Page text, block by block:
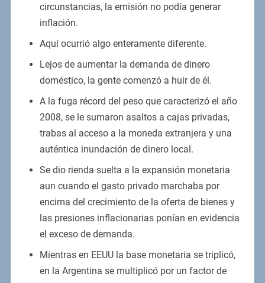
circunstancias, la emisión no podía generar
inflación.
Aquí ocurrió algo enteramente diferente.
Lejos de aumentar la demanda de dinero
doméstico, la gente comenzó a huir de él.
A la fuga récord del peso que caracterizó el año
2008, se le sumaron asaltos a cajas privadas,
trabas al acceso a la moneda extranjera y una
auténtica inundación de dinero local.
Se dio rienda suelta a la expansión monetaria
aun cuando el gasto privado marchaba por
encima del crecimiento de la oferta de bienes y
las presiones inflacionarias ponían en evidencia
el exceso de demanda.
Mientras en EEUU la base monetaria se triplicó,
en la Argentina se multiplicó por un factor de